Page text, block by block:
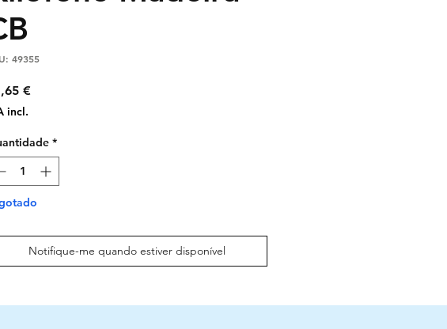
49355
€Preço
incl.
*
Notifique-me quando estiver disponível